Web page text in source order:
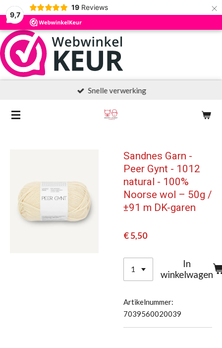
9,7
19 Reviews ×
Snelle verwerking
Sandnes Garn -
Peer Gynt - 1012
natural - 100%
Noorse wol – 50g /
±91 m DK-garen
€ 5,50
In
winkelwagen
Artikelnummer:
7039560020039